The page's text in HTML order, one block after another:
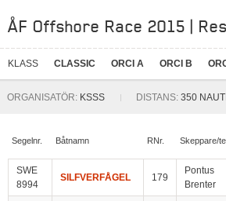
ÅF Offshore Race 2015 |
KLASS CLASSIC ORCI A ORCI B
ORGANISATÖR: KSSS DISTANS: 350
Segelnr. Båtnamn RNr. Skeppare/
SWE
8994
SILFVERFÅGEL 179
Pontus
Brenter